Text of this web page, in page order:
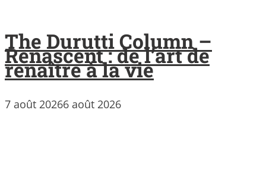
The Durutti Column –
Renascent : de l’art de
renaître à la vie
7 août 20266 août 2026